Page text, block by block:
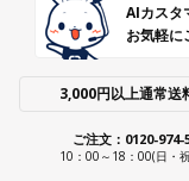
AIカスタ
お気軽に
3,000円以上通常送
ご注文：0120-974-
10：00～18：00(日・